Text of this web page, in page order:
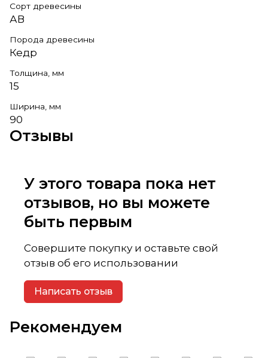
Сорт древесины
АВ
Порода древесины
Кедр
Толщина, мм
15
Ширина, мм
90
Отзывы
У этого товара пока нет
отзывов, но вы можете
быть первым
Совершите покупку и оставьте свой
отзыв об его использовании
Написать отзыв
Рекомендуем